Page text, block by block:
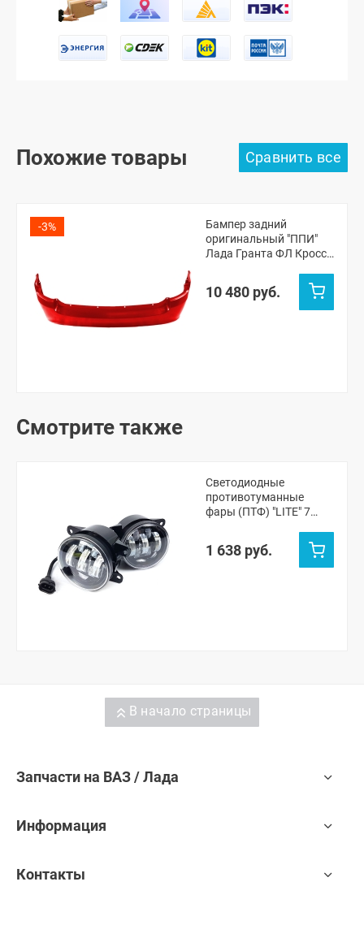
Похожие товары
-3%
Бампер задний
оригинальный "ППИ"
Лада Гранта ФЛ Кросс
10 480 руб.
Смотрите также
Светодиодные
противотуманные
фары (ПТФ) "LITE" 7
Веста NG, Икс-рей,
Урбан, Гранта ФЛ
1 638 руб.
В начало страницы
Запчасти на ВАЗ / Лада
Информация
Контакты